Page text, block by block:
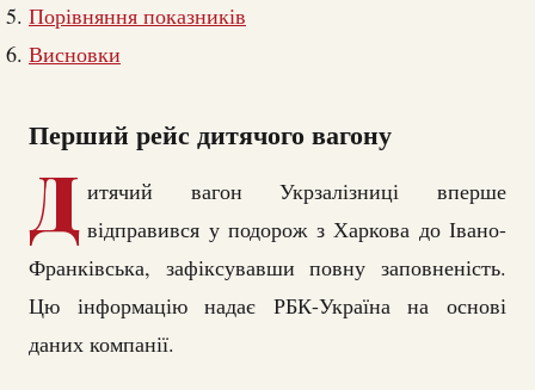
Порівняння показників
Висновки
Перший рейс дитячого вагону
Д итячий вагон Укрзалізниці вперше
відправився у подорож з Харкова до Івано-
Франківська, зафіксувавши повну заповненість.
Цю інформацію надає РБК-Україна на основі
даних компанії.